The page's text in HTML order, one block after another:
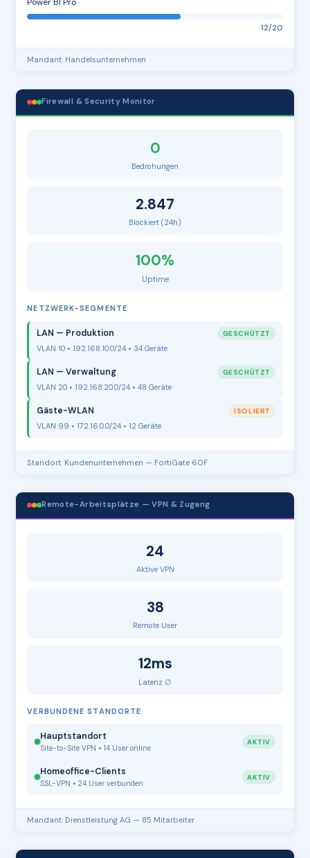
Power BI Pro
12/20
Mandant: Handelsunternehmen
Firewall & Security Monitor
0
Bedrohungen
2.847
Blockiert (24h)
100%
Uptime
NETZWERK-SEGMENTE
LAN — Produktion GESCHÜTZT
VLAN 10 • 192.168.10.0/24 • 34 Geräte
LAN — Verwaltung GESCHÜTZT
VLAN 20 • 192.168.20.0/24 • 48 Geräte
Gäste-WLAN ISOLIERT
VLAN 99 • 172.16.0.0/24 • 12 Geräte
Standort: Kundenunternehmen — FortiGate 60F
Remote-Arbeitsplätze — VPN & Zugang
24
Aktive VPN
38
Remote User
12ms
Latenz ∅
VERBUNDENE STANDORTE
Hauptstandort
Site-to-Site VPN • 14 User online
AKTIV
Homeoffice-Clients
SSL-VPN • 24 User verbunden
AKTIV
Mandant: Dienstleistung AG — 85 Mitarbeiter